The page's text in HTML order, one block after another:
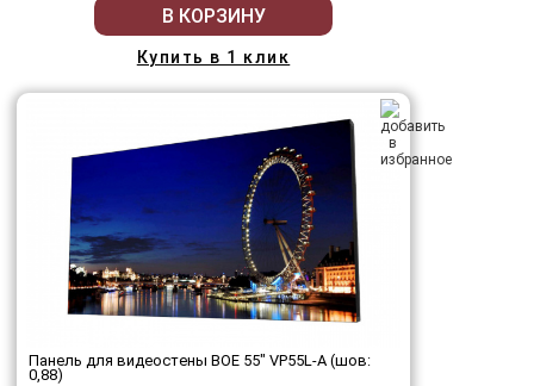
В КОРЗИНУ
Купить в 1 клик
Панель для видеостены BOE 55" VP55L-A (шов:
0,88)